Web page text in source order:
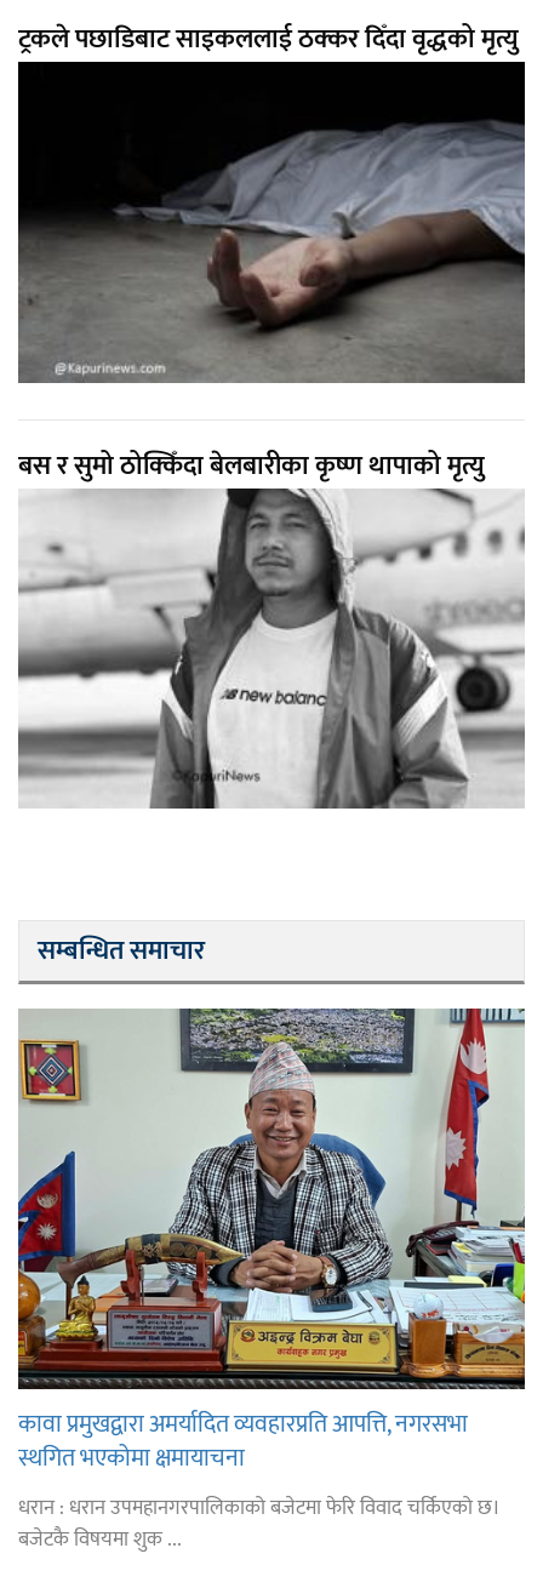
ट्रकले पछाडिबाट साइकललाई ठक्कर दिँदा वृद्धको मृत्यु
बस र सुमो ठोक्किँदा बेलबारीका कृष्ण थापाको मृत्यु
सम्बन्धित समाचार
कावा प्रमुखद्वारा अमर्यादित व्यवहारप्रति आपत्ति, नगरसभा
स्थगित भएकोमा क्षमायाचना
धरान : धरान उपमहानगरपालिकाको बजेटमा फेरि विवाद चर्किएको छ।
बजेटकै विषयमा शुक ...